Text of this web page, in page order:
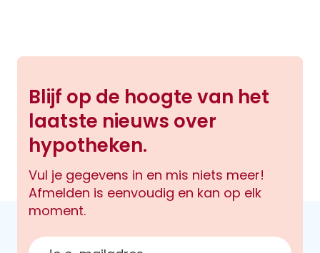
Blijf op de hoogte van het
laatste nieuws over
hypotheken.
Vul je gegevens in en mis niets meer!
Afmelden is eenvoudig en kan op elk
moment.
E-mailadres